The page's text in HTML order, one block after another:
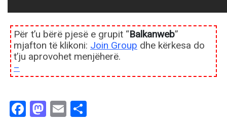
Për t’u bërë pjesë e grupit “Balkanweb”
mjafton të klikoni: Join Group dhe kërkesa do
t’ju aprovohet menjëherë.
–
Facebook
Mastodon
Email